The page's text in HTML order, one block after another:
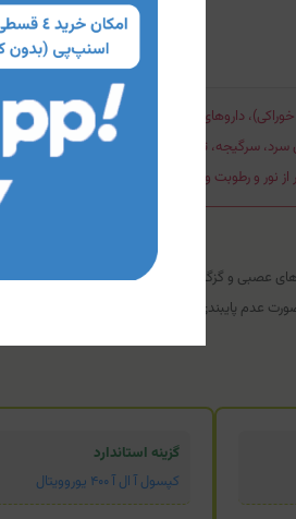
خوراکی)، داروهای شیمی‌درمانی و هورمون‌های
سرگیجه، تپش قلب، لرزش) فورا یک ماده قندی
و گزگز پاها احساس شود. بهبود حساسیت به
عدم پایبندی به رژیم غذایی، مصرف نامنظم
گزینه استاندارد
کپسول آ ال آ ۴۰۰ یوروویتال